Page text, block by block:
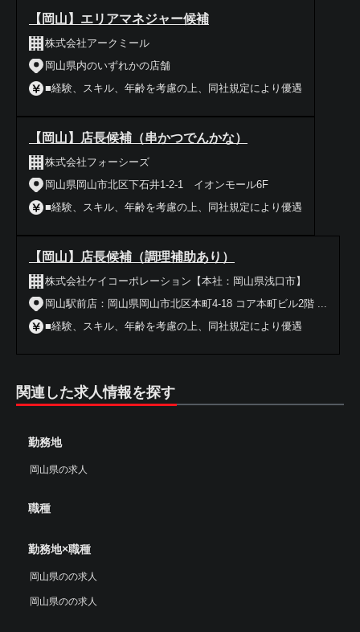
【岡山】エリアマネジャー候補
株式会社アークミール
岡山県内のいずれかの店舗
■経験、スキル、年齢を考慮の上、同社規定により優遇
【岡山】店長候補（串かつでんかな）
株式会社フォーシーズ
岡山県岡山市北区下石井1-2-1 イオンモール6F
■経験、スキル、年齢を考慮の上、同社規定により優遇
【岡山】店長候補（調理補助あり）
株式会社ケイコーポレーション【本社：岡山県浅口市】
岡山駅前店：岡山県岡山市北区本町4-18 コア本町ビル2階 ...
■経験、スキル、年齢を考慮の上、同社規定により優遇
関連した求人情報を探す
勤務地
岡山県の求人
職種
勤務地×職種
岡山県のの求人
岡山県のの求人